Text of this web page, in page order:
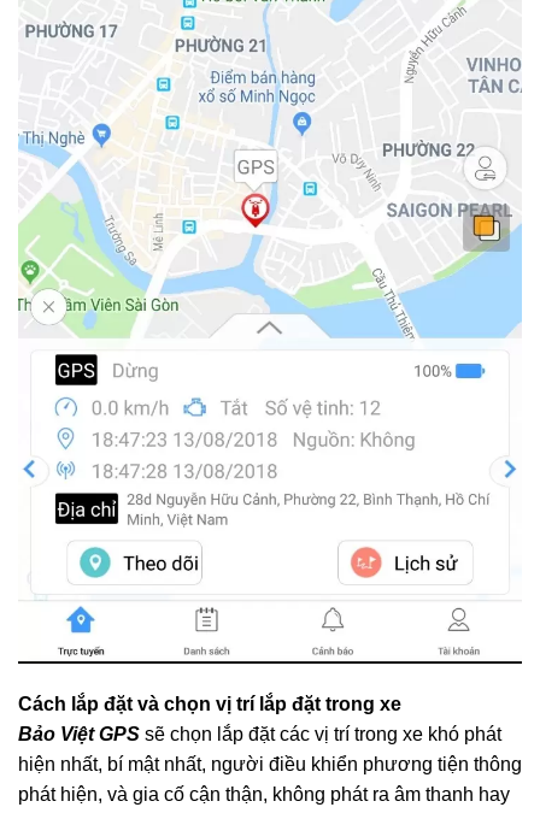
Cách lắp đặt và chọn vị trí lắp đặt trong xe
Bảo Việt GPS sẽ chọn lắp đặt các vị trí trong xe khó phát
hiện nhất, bí mật nhất, người điều khiển phương tiện thông
phát hiện, và gia cố cận thận, không phát ra âm thanh hay